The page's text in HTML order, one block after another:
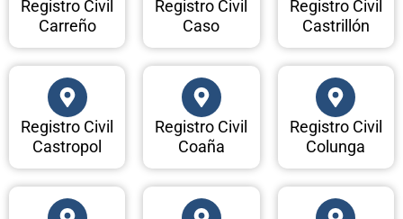
Registro Civil
Carreño
Registro Civil
Caso
Registro Civil
Castrillón
Registro Civil
Castropol
Registro Civil
Coaña
Registro Civil
Colunga